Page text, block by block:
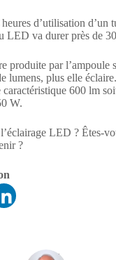
d’utilisation d’un
LED va durer près de
produite par l’ampoule
lumens, plus elle
caractéristique 600 lm
W.
LED ? Êtes-
?